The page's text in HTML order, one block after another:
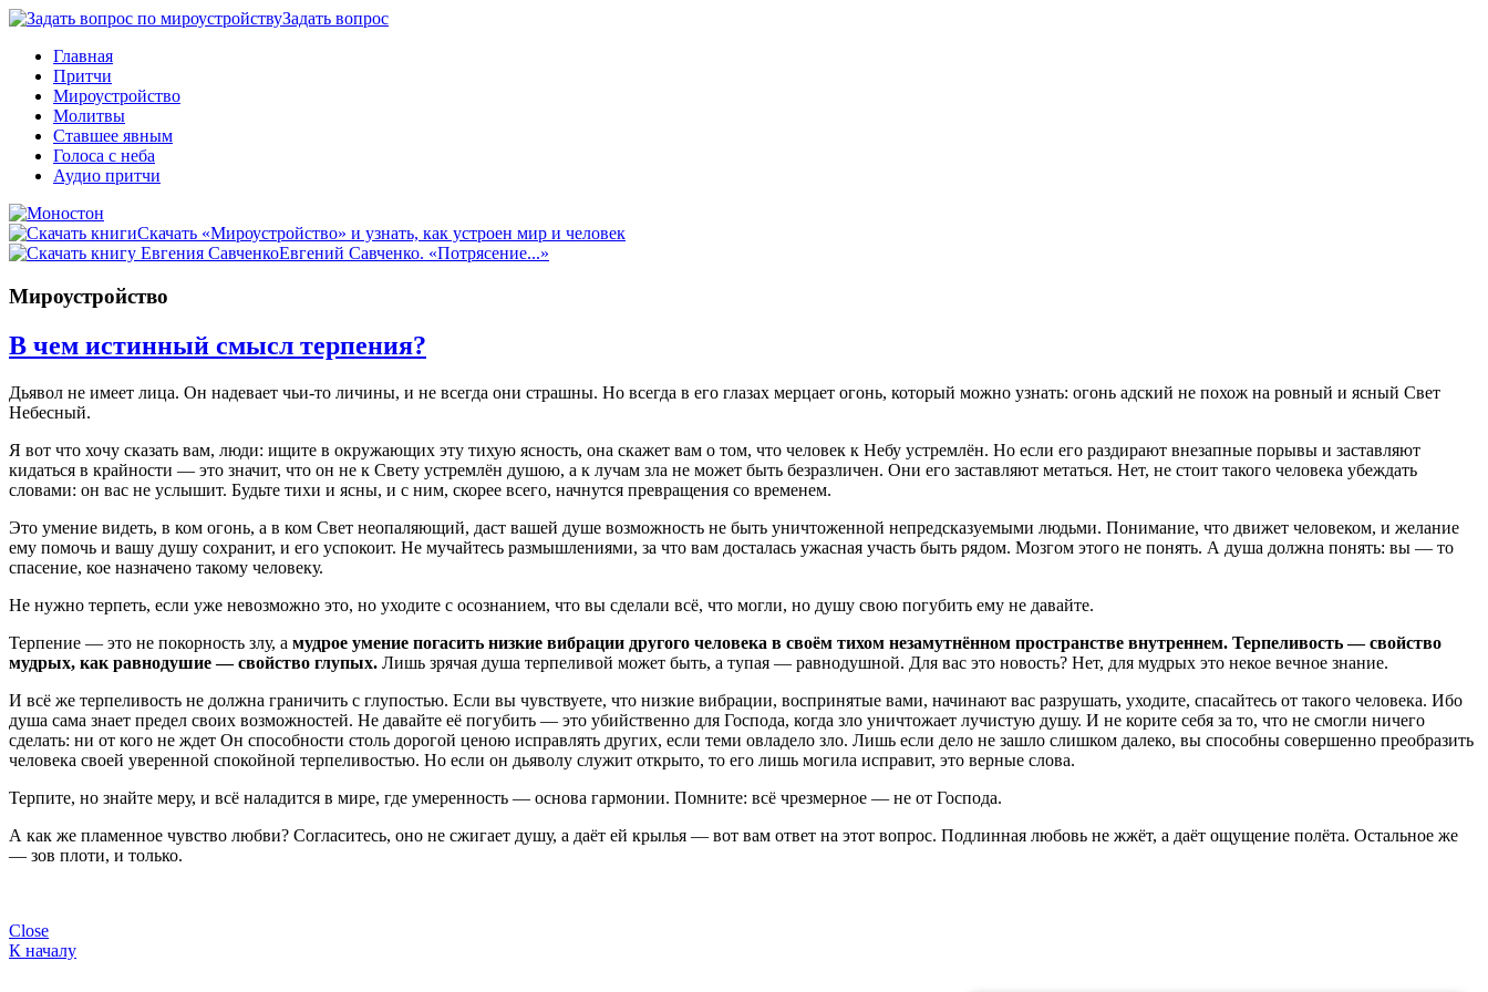
Задать вопрос
Главная
Притчи
Мироустройство
Молитвы
Ставшее явным
Голоса с неба
Аудио притчи
Скачать «Мироустройство» и узнать, как устроен мир и человек
Евгений Савченко. «Потрясение...»
Мироустройство
В чем истинный смысл терпения?
Дьявол не имеет лица. Он надевает чьи-то личины, и не всегда они страшны. Но всегда в его глазах мерцает огонь, который можно узнать: огонь адский не похож на ровный и ясный Свет
Небесный.
Я вот что хочу сказать вам, люди: ищите в окружающих эту тихую ясность, она скажет вам о том, что человек к Небу устремлён. Но если его раздирают внезапные порывы и заставляют
кидаться в крайности — это значит, что он не к Свету устремлён душою, а к лучам зла не может быть безразличен. Они его заставляют метаться. Нет, не стоит такого человека убеждать
словами: он вас не услышит. Будьте тихи и ясны, и с ним, скорее всего, начнутся превращения со временем.
Это умение видеть, в ком огонь, а в ком Свет неопаляющий, даст вашей душе возможность не быть уничтоженной непредсказуемыми людьми. Понимание, что движет человеком, и желание
ему помочь и вашу душу сохранит, и его успокоит. Не мучайтесь размышлениями, за что вам досталась ужасная участь быть рядом. Мозгом этого не понять. А душа должна понять: вы — то
спасение, кое назначено такому человеку.
Не нужно терпеть, если уже невозможно это, но уходите с осознанием, что вы сделали всё, что могли, но душу свою погубить ему не давайте.
Терпение — это не покорность злу, а мудрое умение погасить низкие вибрации другого человека в своём тихом незамутнённом пространстве внутреннем. Терпеливость — свойство
мудрых, как равнодушие — свойство глупых. Лишь зрячая душа терпеливой может быть, а тупая — равнодушной. Для вас это новость? Нет, для мудрых это некое вечное знание.
И всё же терпеливость не должна граничить с глупостью. Если вы чувствуете, что низкие вибрации, воспринятые вами, начинают вас разрушать, уходите, спасайтесь от такого человека. Ибо
душа сама знает предел своих возможностей. Не давайте её погубить — это убийственно для Господа, когда зло уничтожает лучистую душу. И не корите себя за то, что не смогли ничего
сделать: ни от кого не ждет Он способности столь дорогой ценою исправлять других, если теми овладело зло. Лишь если дело не зашло слишком далеко, вы способны совершенно преобразить
человека своей уверенной спокойной терпеливостью. Но если он дьяволу служит открыто, то его лишь могила исправит, это верные слова.
Терпите, но знайте меру, и всё наладится в мире, где умеренность — основа гармонии. Помните: всё чрезмерное — не от Господа.
А как же пламенное чувство любви? Согласитесь, оно не сжигает душу, а даёт ей крылья — вот вам ответ на этот вопрос. Подлинная любовь не жжёт, а даёт ощущение полёта. Остальное же
— зов плоти, и только.
Close
К началу